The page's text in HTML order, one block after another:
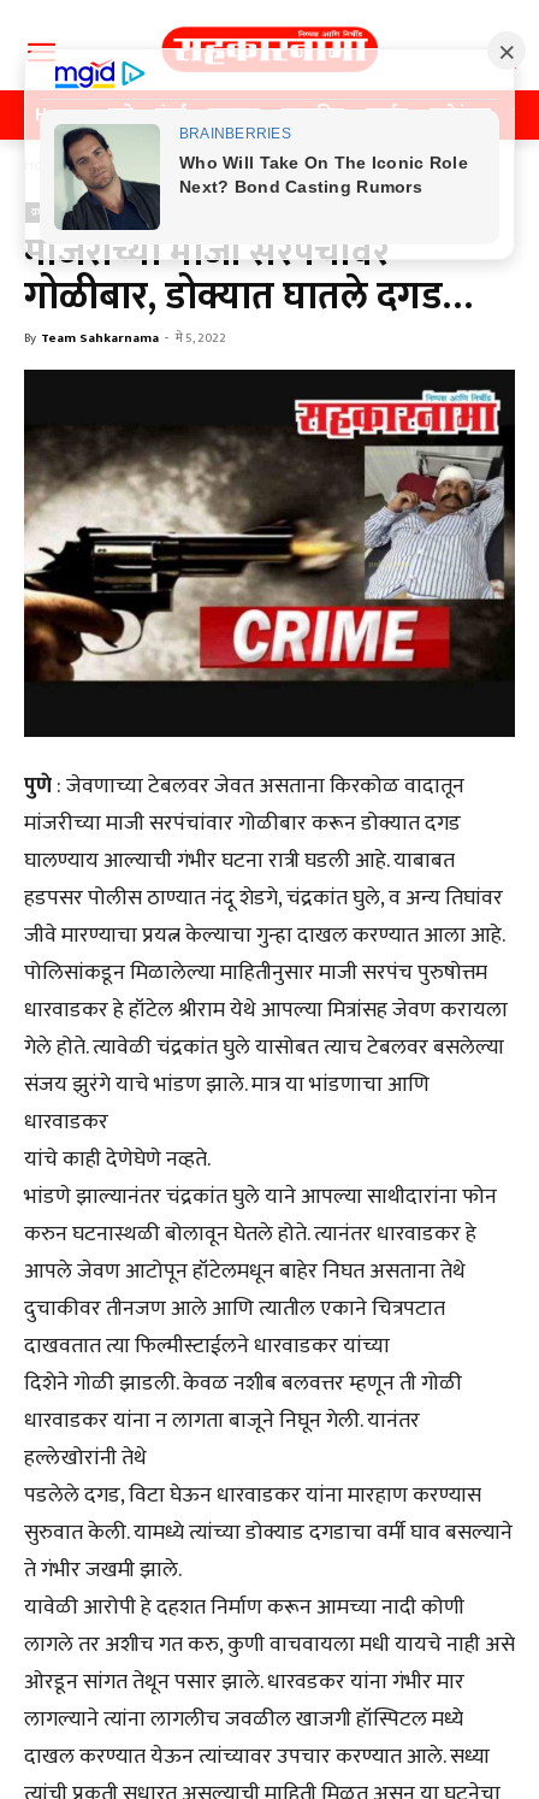
Home पुणे मुंबई महाराष्ट्र राजकीय क्राईम मनोरंजन
क्राईम
क्राईम
मांजरीच्या माजी सरपंचांवर
गोळीबार, डोक्यात घातले दगड…
By Team Sahkarnama - मे 5, 2022
पुणे: जेवणाच्या टेबलवर जेवत असताना किरकोळ वादातून
मांजरीच्या माजी सरपंचांवार गोळीबार करून डोक्यात दगड
घालण्याय आल्याची गंभीर घटना रात्री घडली आहे. याबाबत
हडपसर पोलीस ठाण्यात नंदू शेडगे, चंद्रकांत घुले, व अन्य तिघांवर
जीवे मारण्याचा प्रयत्न केल्याचा गुन्हा दाखल करण्यात आला आहे.
पोलिसांकडून मिळालेल्या माहितीनुसार माजी सरपंच पुरुषोत्तम
धारवाडकर हे हॉटेल श्रीराम येथे आपल्या मित्रांसह जेवण करायला
गेले होते. त्यावेळी चंद्रकांत घुले यासोबत त्याच टेबलवर बसलेल्या
संजय झुरंगे याचे भांडण झाले. मात्र या भांडणाचा आणि
धारवाडकर
यांचे काही देणेघेणे नव्हते.
भांडणे झाल्यानंतर चंद्रकांत घुले याने आपल्या साथीदारांना फोन
करुन घटनास्थळी बोलावून घेतले होते. त्यानंतर धारवाडकर हे
आपले जेवण आटोपून हॉटेलमधून बाहेर निघत असताना तेथे
दुचाकीवर तीनजण आले आणि त्यातील एकाने चित्रपटात
दाखवतात त्या फिल्मीस्टाईलने धारवाडकर यांच्या
दिशेने गोळी झाडली. केवळ नशीब बलवत्तर म्हणून ती गोळी
धारवाडकर यांना न लागता बाजूने निघून गेली. यानंतर
हल्लेखोरांनी तेथे
पडलेले दगड, विटा घेऊन धारवाडकर यांना मारहाण करण्यास
सुरुवात केली. यामध्ये त्यांच्या डोक्याड दगडाचा वर्मी घाव बसल्याने
ते गंभीर जखमी झाले.
यावेळी आरोपी हे दहशत निर्माण करून आमच्या नादी कोणी
लागले तर अशीच गत करु, कुणी वाचवायला मधी यायचे नाही असे
ओरडून सांगत तेथून पसार झाले. धारवडकर यांना गंभीर मार
लागल्याने त्यांना लागलीच जवळील खाजगी हॉस्पिटल मध्ये
दाखल करण्यात येऊन त्यांच्यावर उपचार करण्यात आले. सध्या